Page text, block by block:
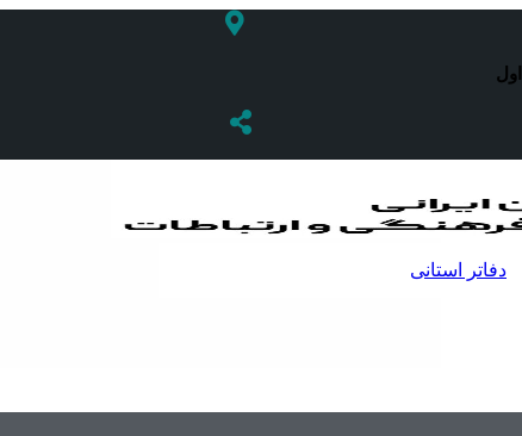
دفاتر استانی